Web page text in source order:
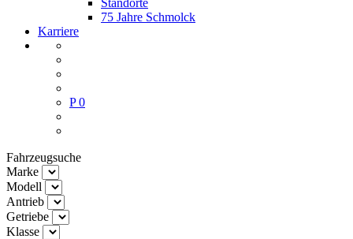
Standorte
75 Jahre Schmolck
Karriere
P 0
Fahrzeugsuche
Marke
Modell
Antrieb
Getriebe
Klasse